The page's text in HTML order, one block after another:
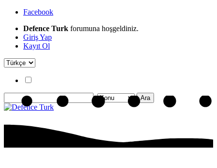
Facebook
Defence Turk forumuna hoşgeldiniz.
Giriş Yap
Kayıt Ol